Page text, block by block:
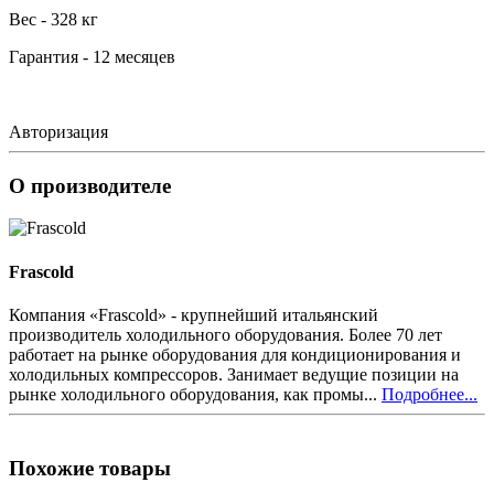
Вес - 328 кг
Гарантия - 12 месяцев
Авторизация
О производителе
Frascold
Компания «Frascold» - крупнейший итальянский
производитель холодильного оборудования. Более 70 лет
работает на рынке оборудования для кондиционирования и
холодильных компрессоров. Занимает ведущие позиции на
рынке холодильного оборудования, как промы... Подробнее...
Похожие товары